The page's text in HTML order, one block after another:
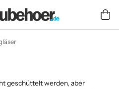
geschüttelt werden, aber